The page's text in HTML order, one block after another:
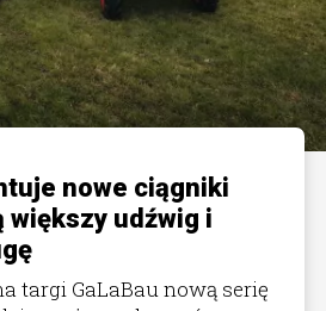
nowe ciągniki
większy udźwig i
targi GaLaBau nową serię